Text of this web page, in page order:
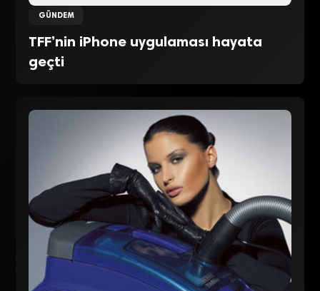
GÜNDEM
TFF’nin iPhone uygulaması hayata
geçti